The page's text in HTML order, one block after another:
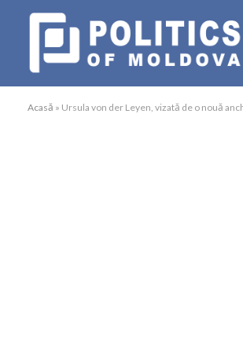
Acasă » Ursula von der Leyen, vizată de o nouă